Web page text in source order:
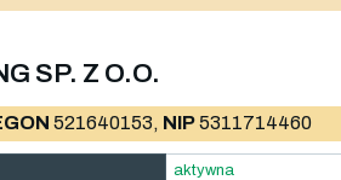
SP. Z O.O.
521640153, NIP5311714460
aktywna